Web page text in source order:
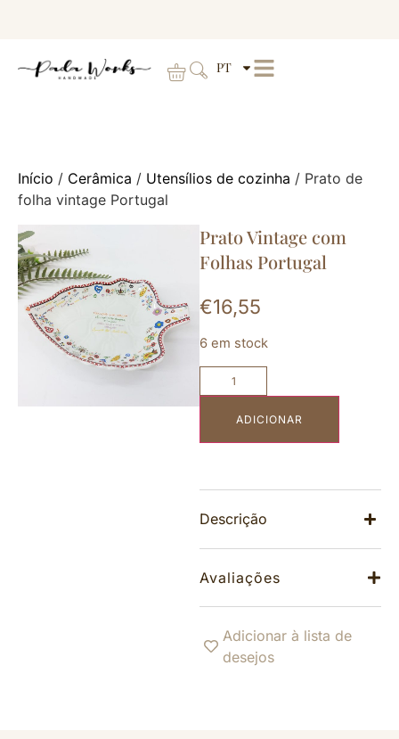
PT
Início / Cerâmica / Utensílios de cozinha / Prato de
folha vintage Portugal
Prato Vintage com
Folhas Portugal
€16,55
6 em stock
ADICIONAR
Descrição
Avaliações
Adicionar à lista de
desejos